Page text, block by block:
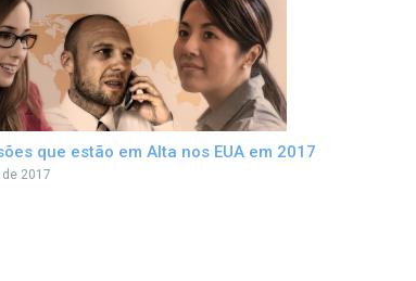
que estão em Alta nos EUA em 2017
2017